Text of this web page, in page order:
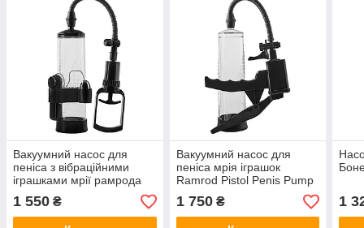
Вакуумний насос для
пеніса з вібраційними
іграшками мрії рамрода
вібруючий пеніс насос
1 550 ₴
Вакуумний насос для
пеніса мрія іграшок
Ramrod Pistol Penis Pump
Pump
1 750₴ 1